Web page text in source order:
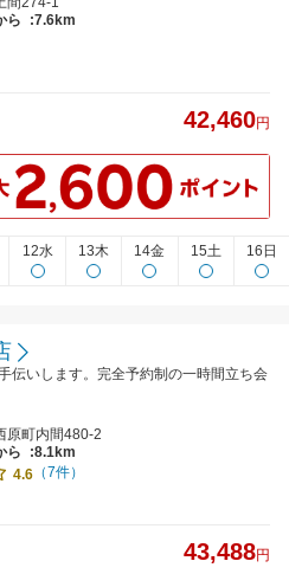
ら
:7.6km
42,460円
12水 13木 14金 15土 16日
伝いします。完全予約制の一時間立ち会
原町内間480-2
ら
:8.1km
4.6 （7件）
43,488円